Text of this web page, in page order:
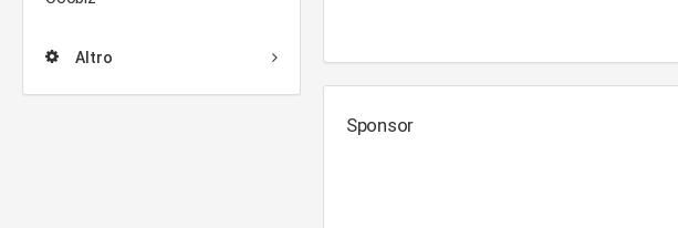
Altro
Sponsor